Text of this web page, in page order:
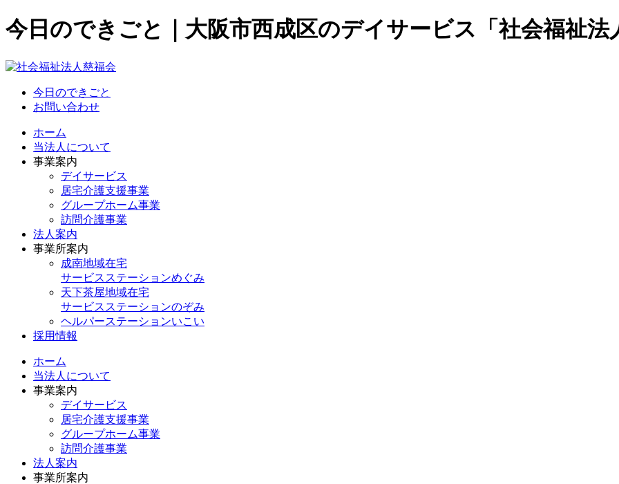
今日のできごと｜大阪市西成区のデイサービス「社会福祉法
今日のできごと
お問い合わせ
ホーム
当法人について
事業案内
デイサービス
居宅介護支援事業
グループホーム事業
訪問介護事業
法人案内
事業所案内
成南地域在宅
サービスステーションめぐみ
天下茶屋地域在宅
サービスステーションのぞみ
ヘルパーステーションいこい
採用情報
ホーム
当法人について
事業案内
デイサービス
居宅介護支援事業
グループホーム事業
訪問介護事業
法人案内
事業所案内